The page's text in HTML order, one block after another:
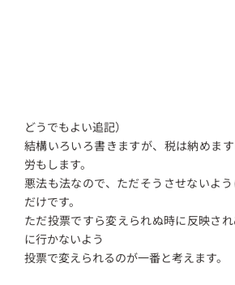
どうでもよい追記）
結構いろいろ書きますが、税は納めま
労もします。
悪法も法なので、ただそうさせないよ
だけです。
ただ投票ですら変えられぬ時に反映さ
に行かないよう
投票で変えられるのが一番と考えます。